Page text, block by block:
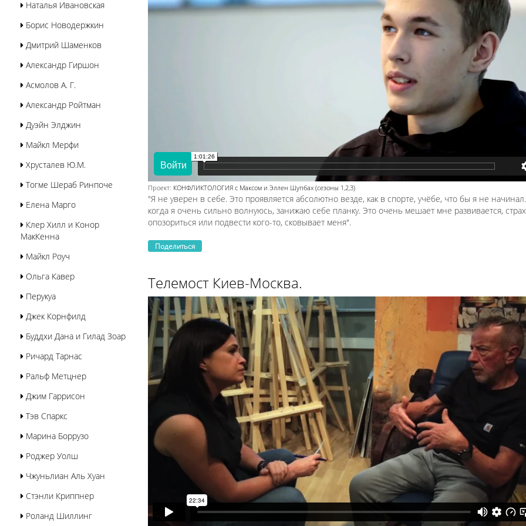
Наталья Ивановская
Борис Новодержкин
Дмитрий Шаменков
Александр Гиршон
Асмолов А. Г.
Александр Ройтман
Дуэйн Элджин
Майкл Мерфи
Хрусталев Ю.М.
Тогме Шераб Ринпоче
Елена Марго
Клер Хилл и Конор
МакКенна
Майкл Роуч
Ольга Кавер
Перукуа
Джек Корнфилд
Буддхи Дана и Гилад Зоар
Ричард Тарнас
Ральф Метцнер
Джим Гаррисон
Тэв Спаркс
Марина Боррузо
Роджер Уолш
Чжуньлиан Аль Хуан
Стэнли Криппнер
Роланд Шиллинг
Проект: КОНФЛИКТОЛОГИЯ с Максом и Эллен Шупбах (сезоны 1,2,3)
"Я не уверен в себе. Это проявляется абсолютно везде, как в спорте, учёбе, что бы я не
когда я очень сильно волнуюсь, занижаю себе планку. Это очень мешает мне развивается, страх
опозориться или подвести кого-то, сковывает меня".
Поделиться
Телемост Киев-Москва.